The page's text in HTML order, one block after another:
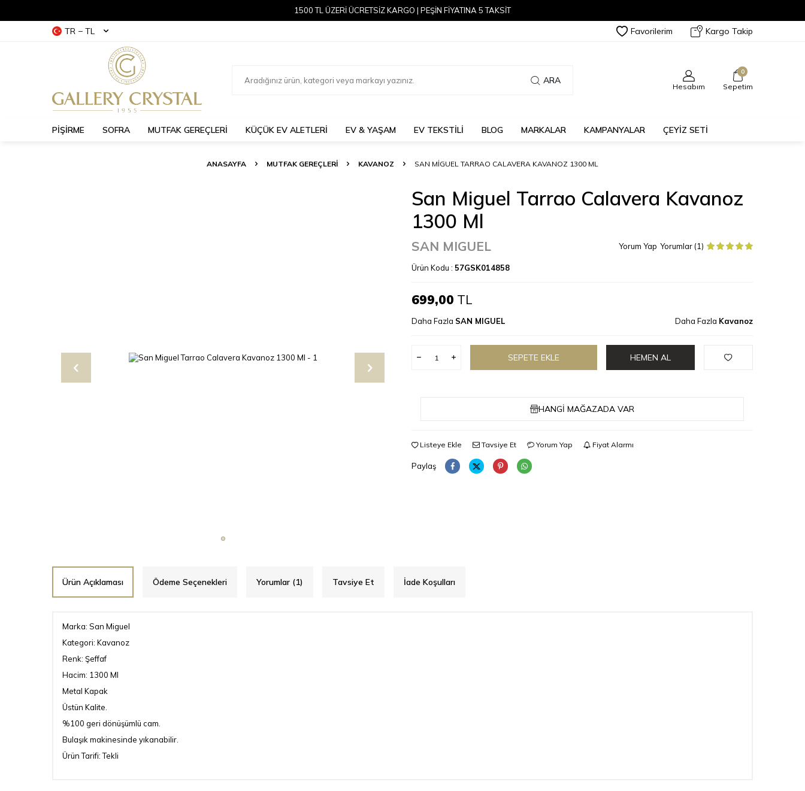
1500 TL ÜZERİ ÜCRETSİZ KARGO | PEŞİN FİYATINA 5 TAKSİT
TR − TL Favorilerim Kargo Takip
ARA
Hesabım
0
Sepetim
PİŞİRME SOFRA MUTFAK GEREÇLERİ KÜÇÜK EV ALETLERİ EV & YAŞAM EV TEKSTİLİ BLOG MARKALAR KAMPANYALAR ÇEYİZ SETİ
ANASAYFA MUTFAK GEREÇLERİ KAVANOZ SAN MIGUEL TARRAO CALAVERA KAVANOZ 1300 ML
San Miguel Tarrao Calavera Kavanoz
1300 Ml
SAN MIGUEL Yorum Yap Yorumlar (1)
Ürün Kodu : 57GSK014858
699,00 TL
Daha Fazla SAN MIGUEL Daha Fazla Kavanoz
SEPETE EKLE HEMEN AL
HANGI MAĞAZADA VAR
Listeye Ekle Tavsiye Et Yorum Yap Fiyat Alarmı
Paylaş
Ürün Açıklaması Ödeme Seçenekleri Yorumlar (1) Tavsiye Et İade Koşulları
Marka: San Miguel
Kategori: Kavanoz
Renk: Şeffaf
Hacim: 1300 Ml
Metal Kapak
Üstün Kalite.
%100 geri dönüşümlü cam.
Bulaşık makinesinde yıkanabilir.
Ürün Tarifi: Tekli